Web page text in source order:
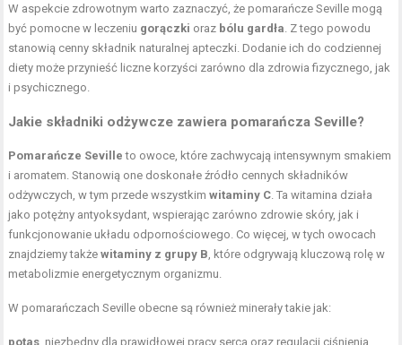
W aspekcie zdrowotnym warto zaznaczyć, że pomarańcze Seville mogą
być pomocne w leczeniu gorączki oraz bólu gardła . Z tego powodu
stanowią cenny składnik naturalnej apteczki. Dodanie ich do codziennej
diety może przynieść liczne korzyści zarówno dla zdrowia fizycznego, jak
i psychicznego.
Jakie składniki odżywcze zawiera pomarańcza Seville?
Pomarańcze Seville to owoce, które zachwycają intensywnym smakiem
i aromatem. Stanowią one doskonałe źródło cennych składników
odżywczych, w tym przede wszystkimwitaminy C . Ta witamina działa
jako potężny antyoksydant, wspierając zarówno zdrowie skóry, jak i
funkcjonowanie układu odpornościowego. Co więcej, w tych owocach
znajdziemy takżewitaminy z grupy B , które odgrywają kluczową rolę w
metabolizmie energetycznym organizmu.
W pomarańczach Seville obecne są również minerały takie jak:
potas , niezbędny dla prawidłowej pracy serca oraz regulacji ciśnienia